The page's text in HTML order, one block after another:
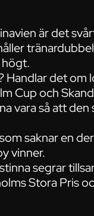
är det
högt.
Handlar det
Cup och
vara så att
saknar en
vinner.
segrar
Stora Pris